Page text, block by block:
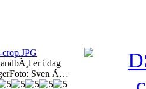
er i dag
Foto: Sven Ã…